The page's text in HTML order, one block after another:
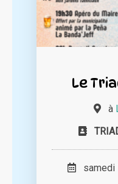
Le
à
samedi